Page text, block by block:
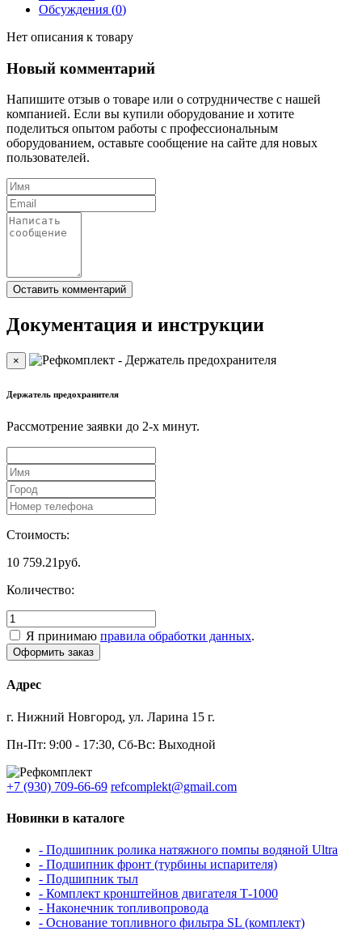
Обсуждения (0)
Нет описания к товару
Новый комментарий
Напишите отзыв о товаре или о сотрудничестве с нашей
компанией. Если вы купили оборудование и хотите
поделиться опытом работы с профессиональным
оборудованием, оставьте сообщение на сайте для новых
пользователей.
Документация и инструкции
×
Держатель предохранителя
Рассмотрение заявки до 2-x минут.
Стоимость:
10 759.21руб.
Количество:
Я принимаю правила обработки данных.
Адрес
г. Нижний Новгород, ул. Ларина 15 г.
Пн-Пт: 9:00 - 17:30, Сб-Вс: Выходной
+7 (930) 709-66-69 refcomplekt@gmail.com
Новинки в каталоге
- Подшипник ролика натяжного помпы водяной Ultra
- Подшипник фронт (турбины испарителя)
- Подшипник тыл
- Комплект кронштейнов двигателя Т-1000
- Наконечник топливопровода
- Основание топливного фильтра SL (комплект)